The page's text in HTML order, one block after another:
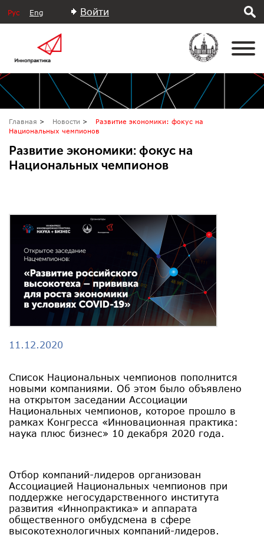
Рус Eng Войти
Главная Новости
Развитие экономики: фокус на
Национальных чемпионов
Развитие экономики: фокус на
Национальных чемпионов
11.12.2020
Список Национальных чемпионов пополнится
новыми компаниями. Об этом было объявлено
на открытом заседании Ассоциации
Национальных чемпионов, которое прошло в
рамках Конгресса «Инновационная практика:
наука плюс бизнес» 10 декабря 2020 года.
Отбор компаний-лидеров организован
Ассоциацией Национальных чемпионов при
поддержке негосударственного института
развития «Иннопрактика» и аппарата
общественного омбудсмена в сфере
высокотехнологичных компаний-лидеров.